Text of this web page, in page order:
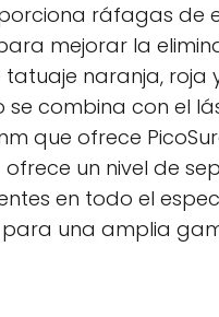
ráfagas de
mejorar la
naranja, roja
se combina con el
que ofrece
ofrece un nivel de
en todo el
una amplia